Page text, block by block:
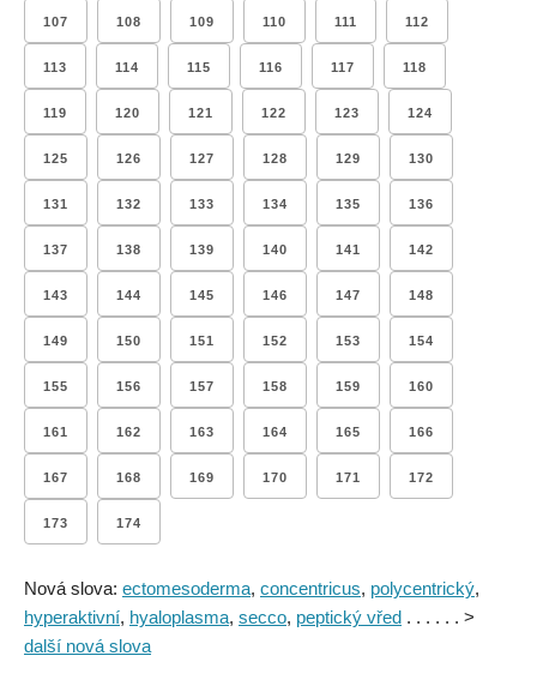
107 108 109 110 111 112
113 114 115 116 117 118
119 120 121 122 123 124
125 126 127 128 129 130
131 132 133 134 135 136
137 138 139 140 141 142
143 144 145 146 147 148
149 150 151 152 153 154
155 156 157 158 159 160
161 162 163 164 165 166
167 168 169 170 171 172
173 174
Nová slova: ectomesoderma, concentricus, polycentrický,
hyperaktivní, hyaloplasma, secco, peptický vřed . . . . . . >
další nová slova